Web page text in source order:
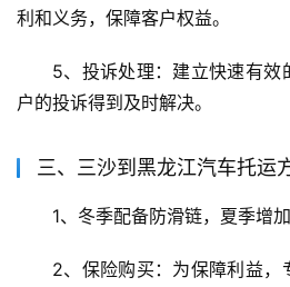
利和义务，保障客户权益。
5、投诉处理：建立快速有效
户的投诉得到及时解决。
三、三沙到黑龙江汽车托运
1、冬季配备防滑链，夏季增加
2、保险购买：为保障利益，